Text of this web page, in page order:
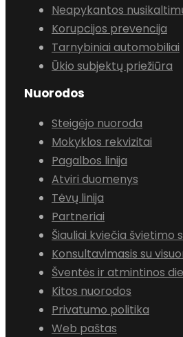
Neapykantos
Korupcijos prevencija
Tarnybiniai automobiliai
Ūkio subjektų priežiūra
Nuorodos
Steigėjo nuoroda
Mokyklos rekvizitai
Pagalbos linija
Atviri duomenys
Tėvų linija
Partneriai
Šiauliai kviečia švietimo
Konsultavimasis su
Šventės ir atmintinos
Kitos nuorodos
Privatumo politika
Web paštas